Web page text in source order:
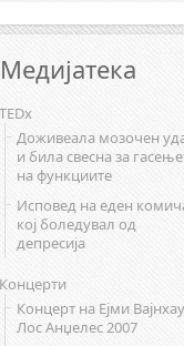
Медијатека
TEDx
Доживеала мозочен
и била свесна за
на функциите
Исповед на еден
кој боледувал од
депресија
Концерти
Концерт на Ејми
Лос Анџелес 2007